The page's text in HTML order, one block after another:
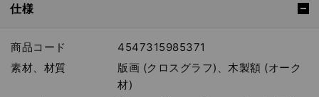
仕様
商品コード
4547315985371
素材、材質
版画 (クロスグラフ)、木製額 (オーク
材)